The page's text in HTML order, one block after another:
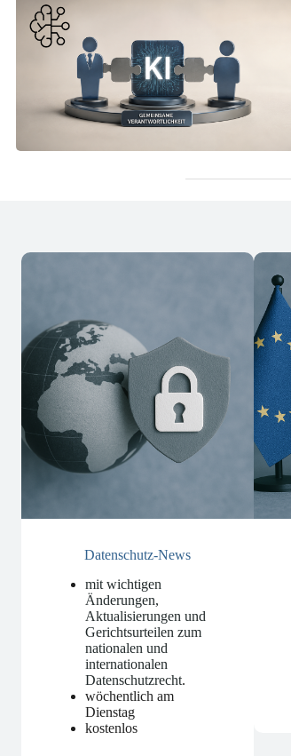
Datenschutz-News
mit wichtigen
Änderungen,
Aktualisierungen und
Gerichtsurteilen zum
nationalen und
internationalen
Datenschutzrecht.
wöchentlich am
Dienstag
kostenlos